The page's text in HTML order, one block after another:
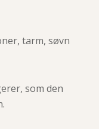
tarm, søvn
som den